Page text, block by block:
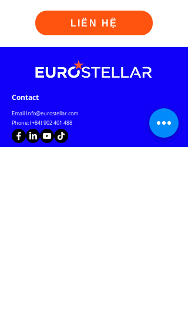
LIÊN HỆ
Contact
EmailInfo@eurostellar.com
Phone: (+84)902 401 488